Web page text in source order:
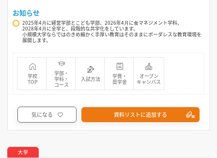
お知らせ
2025年4⽉に経営学部とこども学部、2026年4⽉に⾷マネジメント学科、
2028年4⽉に全学と、段階的な共学化をしています。
小規模大学ならではのきめ細かく手厚い教育はそのままにボーダレスな教育環境を
展開します。
学校
TOP
学部・
学科・
コース
入試方法
学費・
奨学金
オープン
キャンパス
気になる 資料リストに追加する
大学